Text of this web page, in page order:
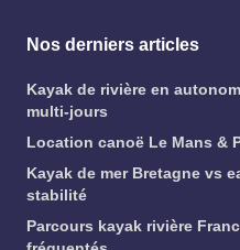
Nos derniers articles
Kayak de rivière en
multi-jours
Location canoë Le Mans &
Kayak de mer Bretagne vs
stabilité
Parcours kayak rivière